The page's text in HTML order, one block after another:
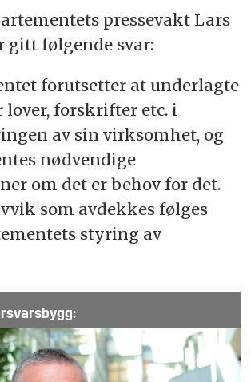
pressevakt Lars
gitt følgende svar:
forutsetter at underlagte
lover, forskrifter etc. i
av sin virksomhet, og
nødvendige
om det er behov for det.
som avdekkes følges
styring av